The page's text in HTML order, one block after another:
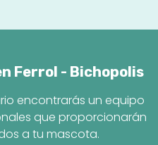
Ferrol - Bichopolis
encontrarás un equipo
que proporcionarán
a tu mascota.